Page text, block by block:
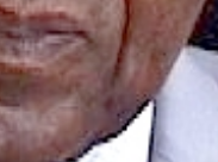
فرم خود را در بزرگترین
تهران پر کنید ! | فقط ۲۵ میلیون
رزرورایگان